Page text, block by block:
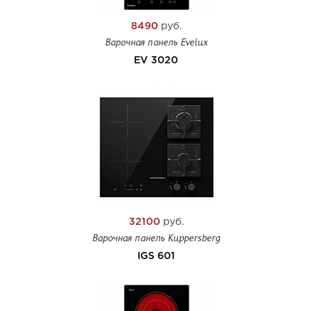
8490руб.
Варочная панель Evelux
EV 3020
32100руб.
Варочная панель Kuppersberg
IGS 601